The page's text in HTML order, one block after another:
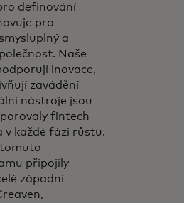
definování
pro
a
Naše
inovace,
zavádění
nástroje jsou
fintech
v každé fázi růstu.
tomuto
připojily
západní